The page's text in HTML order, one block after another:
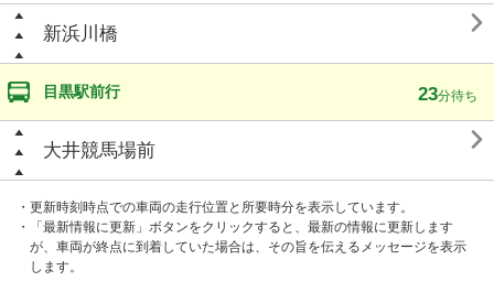
新浜川橋 
目黒駅前行 23分待ち
大井競馬場前 
・更新時刻時点での車両の走行位置と所要時分を表示しています。
・「最新情報に更新」ボタンをクリックすると、最新の情報に更新します
が、車両が終点に到着していた場合は、その旨を伝えるメッセージを表示
します。